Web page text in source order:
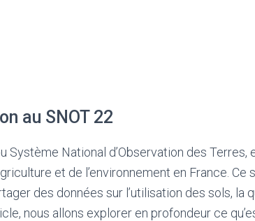
au SNOT 22
Système National d’Observation des
et de l’environnement en France.
des données sur l’utilisation des sols, la
nous allons explorer en profondeur ce